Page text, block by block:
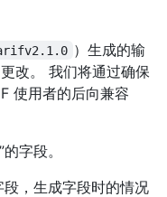
）生成的输
改。 我们将通过确保
使用者的后向兼容
字段。
段，生成字段时的情况